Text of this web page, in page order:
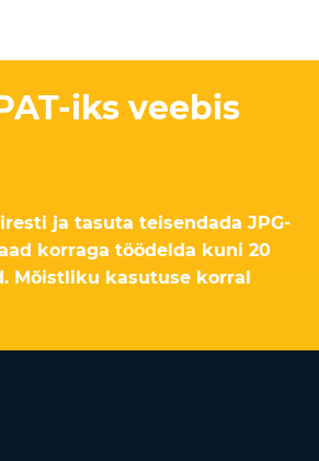
iks veebis
ja tasuta teisendada JPG-
korraga töödelda kuni 20
Mõistliku kasutuse korral